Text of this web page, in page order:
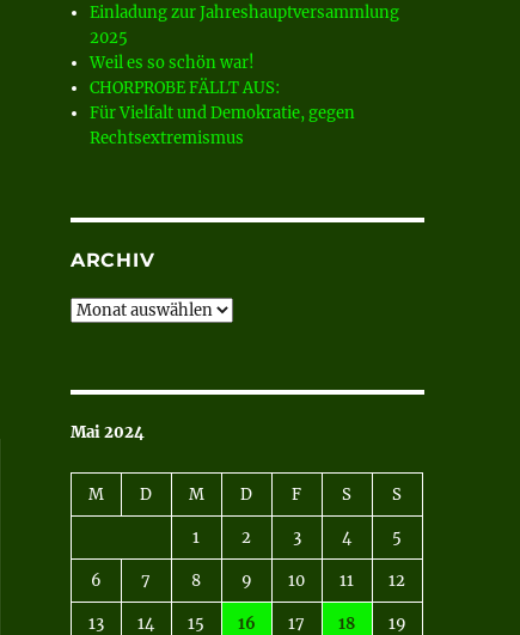
Einladung zur Jahreshauptversammlung
2025
Weil es so schön war!
CHORPROBE FÄLLT AUS:
Für Vielfalt und Demokratie, gegen
Rechtsextremismus
ARCHIV
Archiv
Mai 2024
M D M D F S S
1 2 3 4 5
6 7 8 9 10 11 12
13 14 15 16 17 18 19